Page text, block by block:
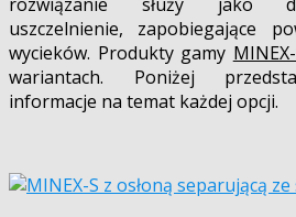
uszczelnienie, zapobiegające
wycieków. Produkty gamy
wariantach. Poniżej
informacje na temat każdej opcji.